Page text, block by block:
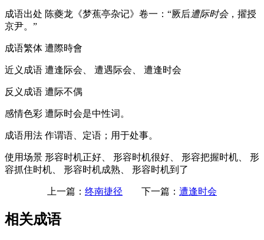
成语出处 陈夔龙《梦蕉亭杂记》卷一：“厥后遭际时会，擢授
京尹。”
成语繁体 遭際時會
近义成语 遭逢际会、 遭遇际会、 遭逢时会
反义成语 遭际不偶
感情色彩 遭际时会是中性词。
成语用法 作谓语、定语；用于处事。
使用场景 形容时机正好、 形容时机很好、 形容把握时机、 形
容抓住时机、 形容时机成熟、 形容时机到了
上一篇： 终南捷径 下一篇： 遭逢时会
相关成语